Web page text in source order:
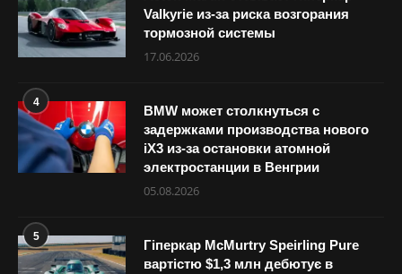
Valkyrie из-за риска возгорания
тормозной системы
17.06.2026
4
BMW может столкнуться с
задержками производства нового
iX3 из-за остановки атомной
электростанции в Венгрии
05.08.2026
5
Гіперкар McMurtry Speirling Pure
вартістю $1,3 млн дебютує в